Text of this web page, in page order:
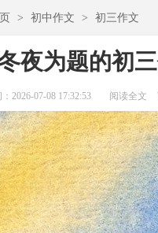
> 初中作文 > 初三作文
夜为题的初
2026-07-08 17:32:53 阅读全文